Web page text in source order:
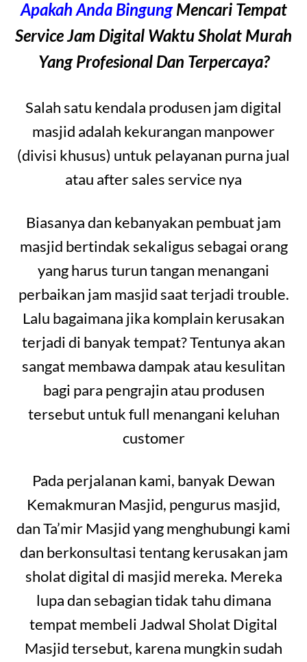
Apakah Anda BingungMencari Tempat
Service Jam Digital Waktu Sholat Murah
Yang Profesional Dan Terpercaya?
Salah satu kendala produsen jam digital
masjid adalah kekurangan manpower
(divisi khusus) untuk pelayanan purna jual
atau after sales service nya
Biasanya dan kebanyakan pembuat jam
masjid bertindak sekaligus sebagai orang
yang harus turun tangan menangani
perbaikan jam masjid saat terjadi trouble.
Lalu bagaimana jika komplain kerusakan
terjadi di banyak tempat? Tentunya akan
sangat membawa dampak atau kesulitan
bagi para pengrajin atau produsen
tersebut untuk full menangani keluhan
customer
Pada perjalanan kami, banyak Dewan
Kemakmuran Masjid, pengurus masjid,
dan Ta’mir Masjid yang menghubungi kami
dan berkonsultasi tentang kerusakan jam
sholat digital di masjid mereka. Mereka
lupa dan sebagian tidak tahu dimana
tempat membeli Jadwal Sholat Digital
Masjid tersebut, karena mungkin sudah